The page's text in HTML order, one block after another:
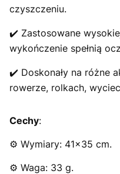
czyszczeniu.
✔️ Zastosowane
wykończenie spełnią
✔️ Doskonały na różne
rowerze, rolkach,
Cechy:
⚙️ Wymiary: 41x35 cm.
⚙️ Waga: 33 g.